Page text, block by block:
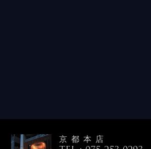
京都本店